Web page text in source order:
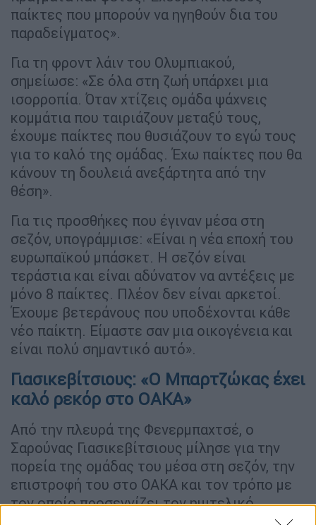
παίκτες που μπορούν να ηγηθούν δια του
παραδείγματος».
Για τη φροντ λάιν του Ολυμπιακού,
σημείωσε: «Σε όλα στη ζωή υπάρχει μια
ισορροπία. Όταν χτίζεις ομάδα ψάχνεις
κομμάτια που ταιριάζουν μεταξύ τους,
έχουμε παίκτες που θυσιάζουν το εγώ τους
για το καλό της ομάδας. Έχω παίκτες που θα
κάνουν τη δουλειά ανεξάρτητα από την
θέση».
Για τις προσθήκες που έγιναν μέσα στη
σεζόν, υπογράμμισε: «Είναι η νέα εποχή του
ευρωπαϊκού μπάσκετ. Η σεζόν είναι
τεράστια και είναι αδύνατον να αντέξεις με
μόνο 8 παίκτες. Πλέον δεν είναι αρκετοί.
Έχουμε βετεράνους που υποδέχονται κάθε
νέο παίκτη. Είμαστε σαν μια οικογένεια και
είναι πολύ σημαντικό αυτό».
Γιασικεβίτσιους: «Ο Μπαρτζώκας έχει
καλό ρεκόρ στο ΟΑΚΑ»
Από την πλευρά της Φενερμπαχτσέ, ο
Σαρούνας Γιασικεβίτσιους μίλησε για την
πορεία της ομάδας του μέσα στη σεζόν, την
επιστροφή του στο ΟΑΚΑ και τον τρόπο με
τον οποίο προσεγγίζει τον ημιτελικό